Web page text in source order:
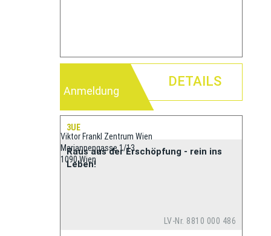
Anmeldung
DETAILS
3UE
Raus aus der Erschöpfung - rein ins
Leben!
LV-Nr. 8810 000 486
Viktor Frankl Zentrum Wien
Mariannengasse 1/13
1090 Wien